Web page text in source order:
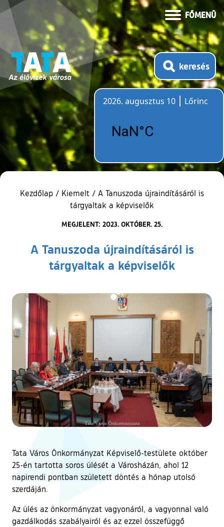
FŐMENÜ
keresés
2026. augusztus 10
Lőrinc
Kezdőlap / Kiemelt / A Tanuszoda újraindításáról is
tárgyaltak a képviselők
MEGJELENT: 2023. OKTÓBER. 25.
A Tanuszoda újraindításáról is
tárgyaltak a képviselők
Tata Város Önkormányzat Képviselő-testülete október
25-én tartotta soros ülését a Városházán, ahol 12
napirendi pontban született döntés a hónap utolsó
szerdáján.
Az ülés az önkormányzat vagyonáról, a vagyonnal való
gazdálkodás szabályairól és az ezzel összefüggő